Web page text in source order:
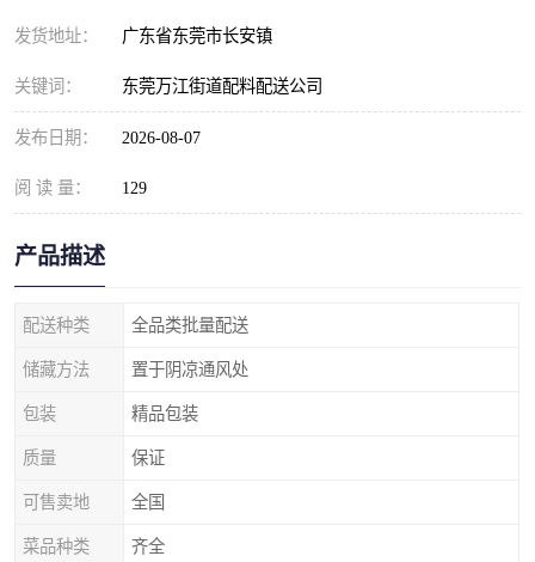
发货地址： 广东省东莞市长安镇
关键词： 东莞万江街道配料配送公司
发布日期： 2026-08-07
阅 读 量： 129
产品描述
配送种类 全品类批量配送
储藏方法 置于阴凉通风处
包装 精品包装
质量 保证
可售卖地 全国
菜品种类 齐全